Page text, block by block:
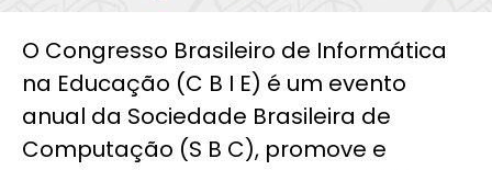
O Congresso Brasileiro de Informática
na Educação (C B I E) é um evento
anual da Sociedade Brasileira de
Computação (S B C), promove e